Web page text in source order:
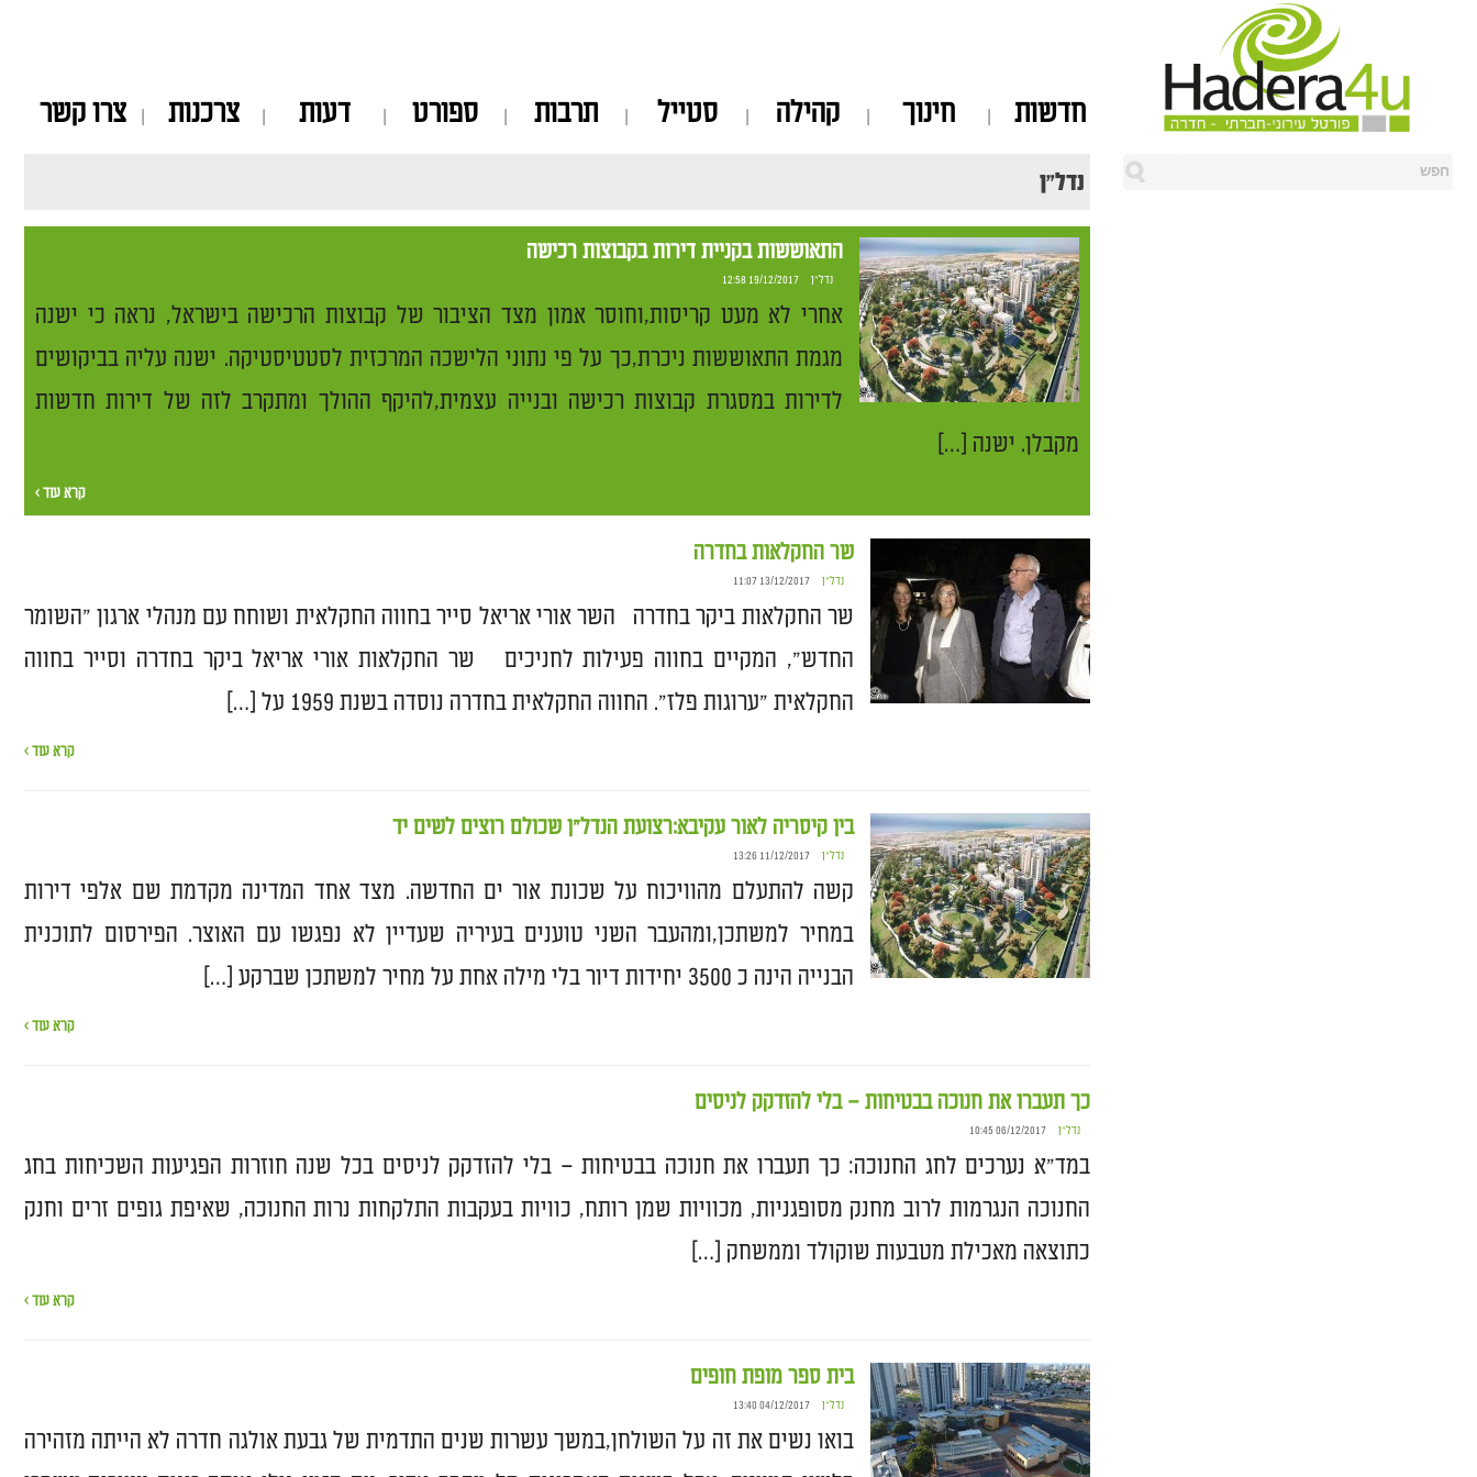
חדשות חינוך קהילה סטייל תרבות ספורט דעות צרכנות צרו קשר
נדל״ן
התאוששות בקניית דירות בקבוצות רכישה
נדל״ן 19/12/2017 12:58
אחרי לא מעט קריסות,וחוסר אמון מצד הציבור של קבוצות הרכישה בישראל, נראה כי ישנה
מגמת התאוששות ניכרת,כך על פי נתוני הלישכה המרכזית לסטטיסטיקה. ישנה עליה בביקושים
לדירות במסגרת קבוצות רכישה ובנייה עצמית,להיקף ההולך ומתקרב לזה של דירות חדשות
מקבלן. ישנה […]
קרא עוד ›
שר החקלאות בחדרה
נדל״ן 13/12/2017 11:07
שר החקלאות ביקר בחדרה השר אורי אריאל סייר בחווה החקלאית ושוחח עם מנהלי ארגון "השומר
החדש", המקיים בחווה פעילות לחניכים שר החקלאות אורי אריאל ביקר בחדרה וסייר בחווה
החקלאית "ערוגות פלז". החווה החקלאית בחדרה נוסדה בשנת 1959 על […]
קרא עוד ›
בין קיסריה לאור עקיבא:רצועת הנדל״ן שכולם רוצים לשים יד
נדל״ן 11/12/2017 13:26
קשה להתעלם מהוויכוח על שכונת אור ים החדשה. מצד אחד המדינה מקדמת שם אלפי דירות
במחיר למשתכן,ומהעבר השני טוענים בעיריה שעדיין לא נפגשו עם האוצר. הפירסום לתוכנית
הבנייה הינה כ 3500 יחידות דיור בלי מילה אחת על מחיר למשתכן שברקע […]
קרא עוד ›
כך תעברו את חנוכה בבטיחות – בלי להזדקק לניסים
נדל״ן 06/12/2017 10:45
במד"א נערכים לחג החנוכה: כך תעברו את חנוכה בבטיחות – בלי להזדקק לניסים בכל שנה חוזרות הפגיעות השכיחות בחג
החנוכה הנגרמות לרוב מחנק מסופגניות, מכוויות שמן רותח, כוויות בעקבות התלקחות נרות החנוכה, שאיפת גופים זרים וחנק
כתוצאה מאכילת מטבעות שוקולד וממשחק […]
קרא עוד ›
בית ספר מופת חופים
נדל״ן 04/12/2017 13:40
בואו נשים את זה על השולחן,במשך עשרות שנים התדמית של גבעת אולגה חדרה לא הייתה מזהירה